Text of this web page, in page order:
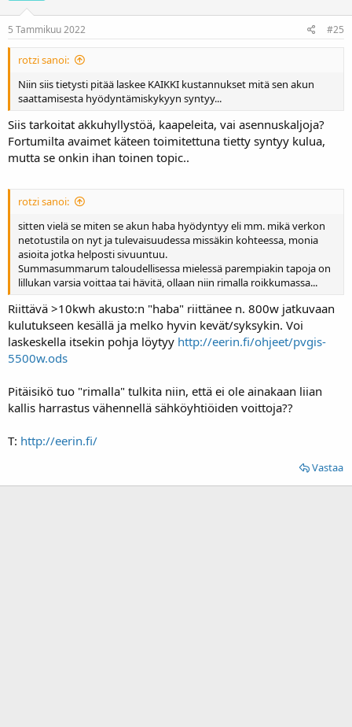
5 Tammikuu 2022 #25
rotzi sanoi:
Niin siis tietysti pitää laskee KAIKKI kustannukset mitä sen akun
saattamisesta hyödyntämiskykyyn syntyy...
Siis tarkoitat akkuhyllystöä, kaapeleita, vai asennuskaljoja?
Fortumilta avaimet käteen toimitettuna tietty syntyy kulua,
mutta se onkin ihan toinen topic..
rotzi sanoi:
sitten vielä se miten se akun haba hyödyntyy eli mm. mikä verkon
netotustila on nyt ja tulevaisuudessa missäkin kohteessa, monia
asioita jotka helposti sivuuntuu.
Summasummarum taloudellisessa mielessä parempiakin tapoja on
lillukan varsia voittaa tai hävitä, ollaan niin rimalla roikkumassa...
Riittävä >10kwh akusto:n "haba" riittänee n. 800w jatkuvaan
kulutukseen kesällä ja melko hyvin kevät/syksykin. Voi
laskeskella itsekin pohja löytyy http://eerin.fi/ohjeet/pvgis-
5500w.ods
Pitäisikö tuo "rimalla" tulkita niin, että ei ole ainakaan liian
kallis harrastus vähennellä sähköyhtiöiden voittoja??
T: http://eerin.fi/
Vastaa